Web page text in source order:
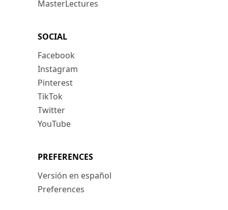
MasterLectures
SOCIAL
Facebook
Instagram
Pinterest
TikTok
Twitter
YouTube
PREFERENCES
Versión en español
Preferences